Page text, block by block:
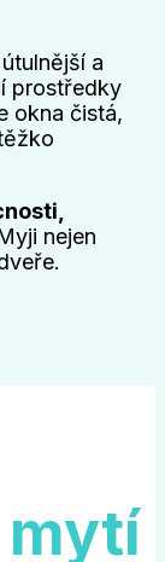
a
prostředky
okna čistá,
nejen
mytí